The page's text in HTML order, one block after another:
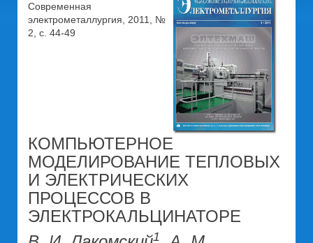
Современная
электрометаллургия, 2011, №
2, c. 44-49
КОМПЬЮТЕРНОЕ
МОДЕЛИРОВАНИЕ ТЕПЛОВЫХ
И ЭЛЕКТРИЧЕСКИХ
ПРОЦЕССОВ В
ЭЛЕКТРОКАЛЬЦИНАТОРЕ
1